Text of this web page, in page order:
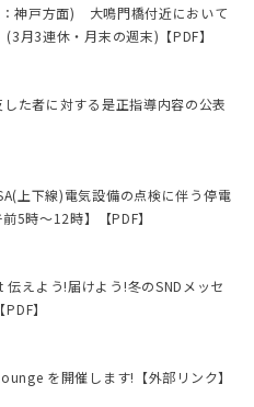
神戸方面) 大鳴門橋付近において
月3連休・月末の週末)【PDF】
た者に対する是正指導内容の公表
上下線)電気設備の点検に伴う停電
5時～12時】【PDF】
えよう!届けよう!冬のSNDメッセ
】
を開催します!【外部リンク】